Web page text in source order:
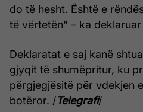
do të hesht. Është e
të vërtetën" – ka
Deklaratat e saj kanë
gjyqit të shumëpritur, ku
përgjegjësitë për vdekjen
botëror. /Telegrafi/